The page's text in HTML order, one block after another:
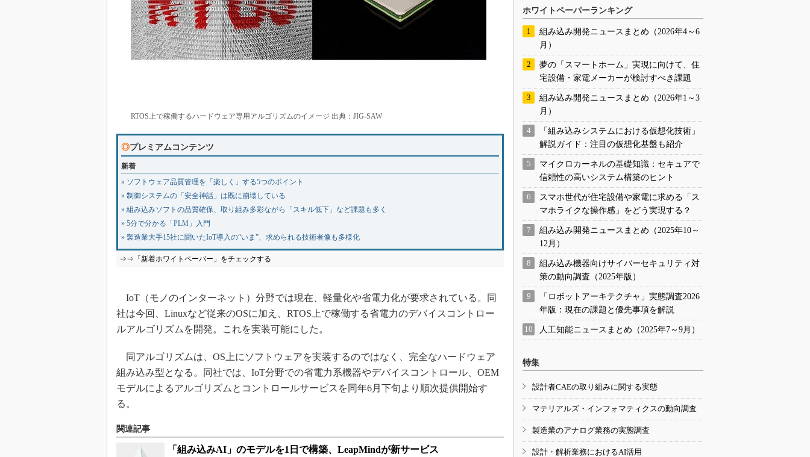
RTOS上で稼働するハードウェア専用アルゴリズムのイメージ 出典：JIG-SAW
◎プレミアムコンテンツ
新着
» ソフトウェア品質管理を「楽しく」する5つのポイント
» 制御システムの「安全神話」は既に崩壊している
» 組み込みソフトの品質確保、取り組み多彩ながら「スキル低下」など課題も多く
» 5分で分かる「PLM」入門
» 製造業大手15社に聞いたIoT導入の“いま”、求められる技術者像も多様化
⇒⇒「新着ホワイトペーパー」をチェックする
IoT（モノのインターネット）分野では現在、軽量化や省電力化が要求されている。同
社は今回、Linuxなど従来のOSに加え、RTOS上で稼働する省電力のデバイスコントロー
ルアルゴリズムを開発。これを実装可能にした。
同アルゴリズムは、OS上にソフトウェアを実装するのではなく、完全なハードウェア
組み込み型となる。同社では、IoT分野での省電力系機器やデバイスコントロール、OEM
モデルによるアルゴリズムとコントロールサービスを同年6月下旬より順次提供開始す
る。
関連記事
「組み込みAI」のモデルを1日で構築、LeapMindが新サービス
ホワイトペーパーランキング
組み込み開発ニュースまとめ（2026年4～6
月）
夢の「スマートホーム」実現に向けて、住
宅設備・家電メーカーが検討すべき課題
組み込み開発ニュースまとめ（2026年1～3
月）
「組み込みシステムにおける仮想化技術」
解説ガイド：注目の仮想化基盤も紹介
マイクロカーネルの基礎知識：セキュアで
信頼性の高いシステム構築のヒント
スマホ世代が住宅設備や家電に求める「ス
マホライクな操作感」をどう実現する？
組み込み開発ニュースまとめ（2025年10～
12月）
組み込み機器向けサイバーセキュリティ対
策の動向調査（2025年版）
「ロボットアーキテクチャ」実態調査2026
年版：現在の課題と優先事項を解説
人工知能ニュースまとめ（2025年7～9月）
特集
設計者CAEの取り組みに関する実態
マテリアルズ・インフォマティクスの動向調査
製造業のアナログ業務の実態調査
設計・解析業務におけるAI活用